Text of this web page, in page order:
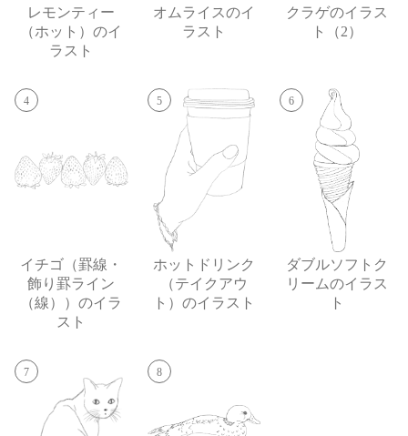
レモンティー
（ホット）のイ
ラスト
オムライスのイ
ラスト
クラゲのイラス
ト（2）
4
イチゴ（罫線・
飾り罫ライン
（線））のイラ
スト
5
ホットドリンク
（テイクアウ
ト）のイラスト
6
ダブルソフトク
リームのイラス
ト
7 8